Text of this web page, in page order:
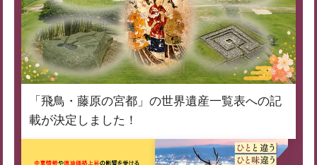
「飛鳥・藤原の宮都」の世界遺産一覧表への記
載が決定しました！